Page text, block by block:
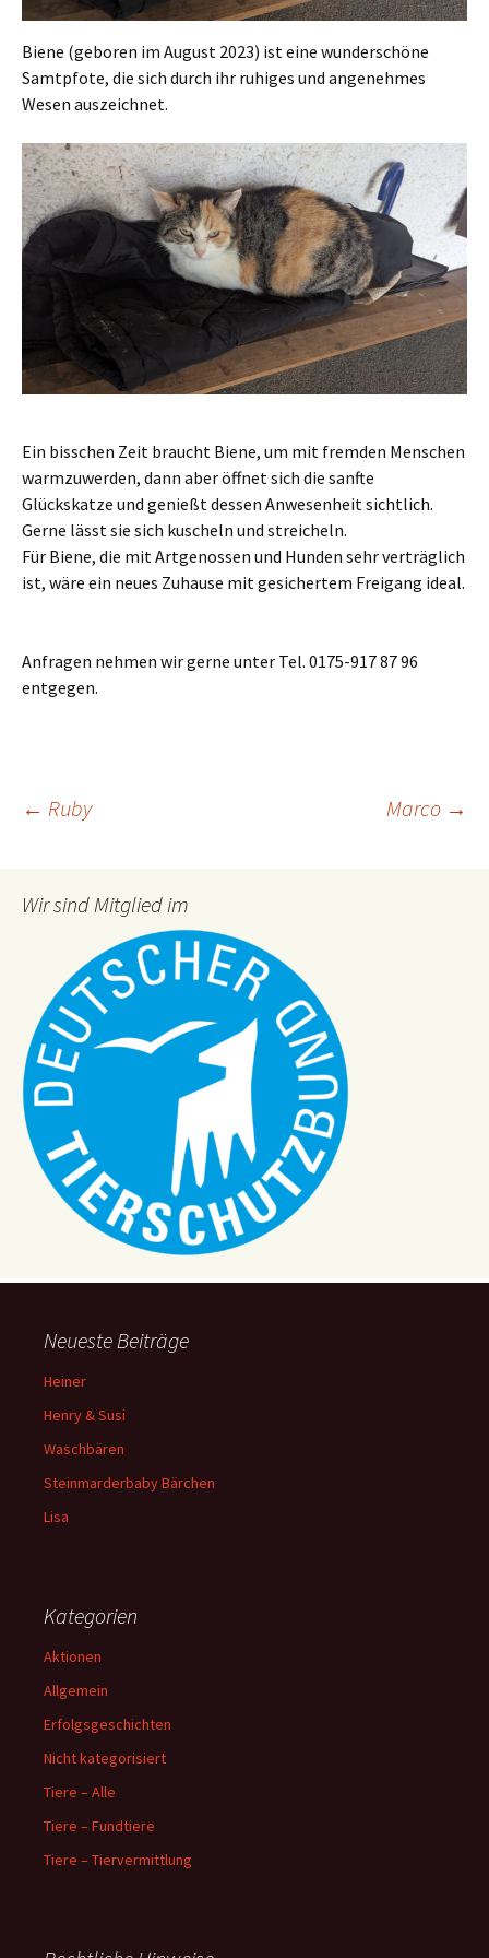
Biene (geboren im August 2023) ist eine wunderschöne
Samtpfote, die sich durch ihr ruhiges und angenehmes
Wesen auszeichnet.
Ein bisschen Zeit braucht Biene, um mit fremden Menschen
warmzuwerden, dann aber öffnet sich die sanfte
Glückskatze und genießt dessen Anwesenheit sichtlich.
Gerne lässt sie sich kuscheln und streicheln.
Für Biene, die mit Artgenossen und Hunden sehr verträglich
ist, wäre ein neues Zuhause mit gesichertem Freigang ideal.
Anfragen nehmen wir gerne unter Tel. 0175-917 87 96
entgegen.
Beitragsnavigation
← Ruby Marco →
Wir sind Mitglied im
Neueste Beiträge
Heiner
Henry & Susi
Waschbären
Steinmarderbaby Bärchen
Lisa
Kategorien
Aktionen
Allgemein
Erfolgsgeschichten
Nicht kategorisiert
Tiere – Alle
Tiere – Fundtiere
Tiere – Tiervermittlung